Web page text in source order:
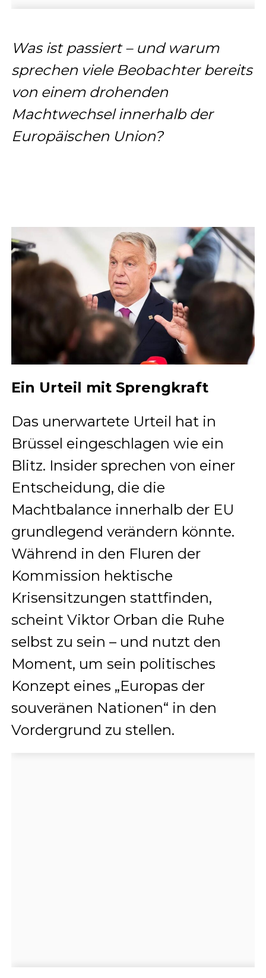
Was ist passiert – und warum
sprechen viele Beobachter bereits
von einem drohenden
Machtwechsel innerhalb der
Europäischen Union?
Ein Urteil mit Sprengkraft
Das unerwartete Urteil hat in
Brüssel eingeschlagen wie ein
Blitz. Insider sprechen von einer
Entscheidung, die die
Machtbalance innerhalb der EU
grundlegend verändern könnte.
Während in den Fluren der
Kommission hektische
Krisensitzungen stattfinden,
scheint Viktor Orban die Ruhe
selbst zu sein – und nutzt den
Moment, um sein politisches
Konzept eines „Europas der
souveränen Nationen“ in den
Vordergrund zu stellen.